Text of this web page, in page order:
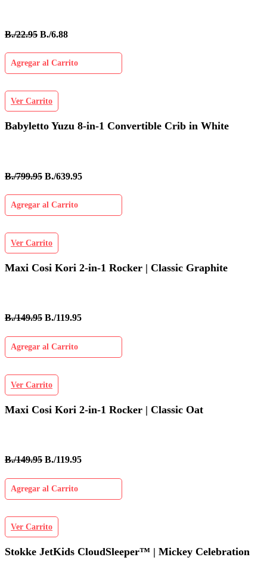
B./22.95 B./6.88
Agregar al Carrito
Ver Carrito
Babyletto Yuzu 8-in-1 Convertible Crib in White
B./799.95 B./639.95
Agregar al Carrito
Ver Carrito
Maxi Cosi Kori 2-in-1 Rocker | Classic Graphite
B./149.95 B./119.95
Agregar al Carrito
Ver Carrito
Maxi Cosi Kori 2-in-1 Rocker | Classic Oat
B./149.95 B./119.95
Agregar al Carrito
Ver Carrito
Stokke JetKids CloudSleeper™ | Mickey Celebration